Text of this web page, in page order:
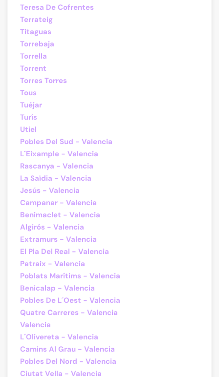
Teresa De Cofrentes
Terrateig
Titaguas
Torrebaja
Torrella
Torrent
Torres Torres
Tous
Tuéjar
Turís
Utiel
Pobles Del Sud - Valencia
L´Eixample - Valencia
Rascanya - Valencia
La Saïdia - Valencia
Jesús - Valencia
Campanar - Valencia
Benimaclet - Valencia
Algirós - Valencia
Extramurs - Valencia
El Pla Del Real - Valencia
Patraix - Valencia
Poblats Marítims - Valencia
Benicalap - Valencia
Pobles De L´Oest - Valencia
Quatre Carreres - Valencia
Valencia
L´Olivereta - Valencia
Camins Al Grau - Valencia
Pobles Del Nord - Valencia
Ciutat Vella - Valencia